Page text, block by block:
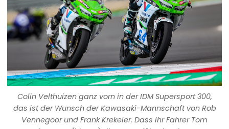
Colin Velthuizen ganz vorn in der IDM Supersport 300,
das ist der Wunsch der Kawasaki-Mannschaft von Rob
Vennegoor und Frank Krekeler. Dass ihr Fahrer Tom